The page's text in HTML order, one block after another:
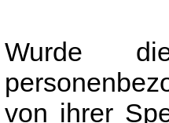
Wurde
von ihrer